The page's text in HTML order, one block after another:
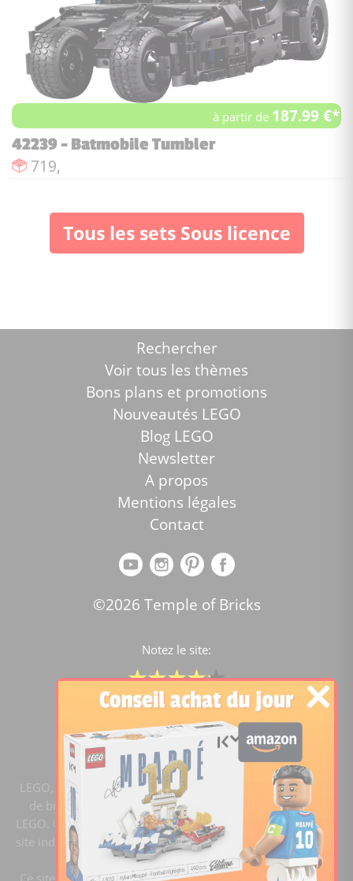
à partir de 187.99 €*
42239 - Batmobile Tumbler
Nombre de pièces :
719,
Tous les sets Sous licence
Rechercher
Voir tous les thèmes
Bons plans et promotions
Nouveautés LEGO
Blog LEGO
Newsletter
A propos
Mentions légales
Contact
©2026 Temple of Bricks
Notez le site:
Comparateur de prix Lego
4.2/5 -15441notes
LEGO, le logo LEGO, la figurine LEGO et les configurations
de briques sont des marques commerciales du groupe
LEGO. ©2020 The LEGO Group. Templeofbricks.com est un
site indépendant du groupe LEGO, il n'est pas sponsorisé ni
validé par LEGO.